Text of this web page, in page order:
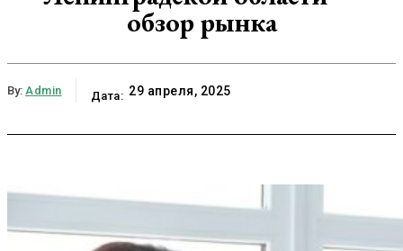
обзор рынка
By: Admin Дата: 29 апреля, 2025